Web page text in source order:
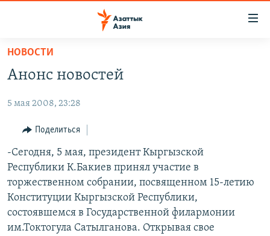
Вернуться
основному
Вернутся
навигации
Вернутся
поиску
КЫРГЫЗСТАН
УЗБЕКИСТАН
ТАДЖИКИСТАН
ВОЙНА В УКРАИНЕ
НА ДРУГИХ ЯЗЫКАХ
ҚАЗАҚША
КЫРГЫЗЧА
ЎЗБЕКЧА
ТОҶИКӢ
ПОДПИШИТЕСЬ НА НАС В СОЦСЕТЯХ
Все сайты РСЕ/РС
НОВОСТИ
Анонс новостей
5 мая 2008, 23:28
Поделиться
-Сегодня, 5 мая, президент Кыргызской
Республики К.Бакиев принял участие в
торжественном собрании, посвященном 15-летию
Конституции Кыргызской Республики,
состоявшемся в Государственной филармонии
им.Токтогула Сатылганова. Открывая свое